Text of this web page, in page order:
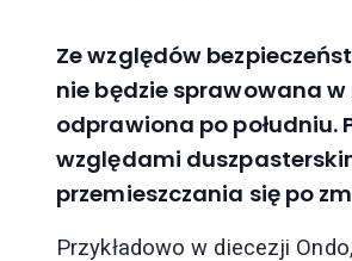
Ze względów
nie będzie sprawowana w
odprawiona po południu.
względami
przemieszczania się po
Przykładowo w diecezji